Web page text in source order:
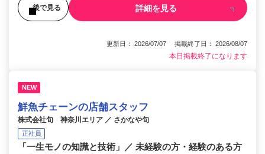
後で見る 詳細を見る
更新日： 2026/07/07 掲載終了日： 2026/08/07
本日掲載終了になります
NEW
鮮魚チェーンの店舗スタッフ
株式会社旬 神奈川エリア ／ さかなや旬
正社員
「一生モノの知識と技術」／ 未経験の方・経験のある方